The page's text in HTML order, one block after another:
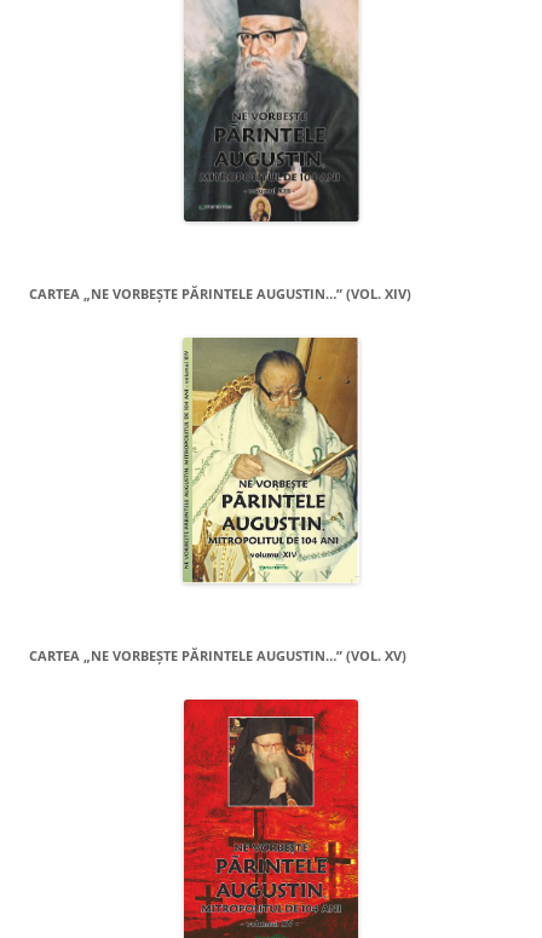
CARTEA „NE VORBEŞTE PĂRINTELE AUGUSTIN…” (VOL. XIV)
CARTEA „NE VORBEŞTE PĂRINTELE AUGUSTIN…” (VOL. XV)